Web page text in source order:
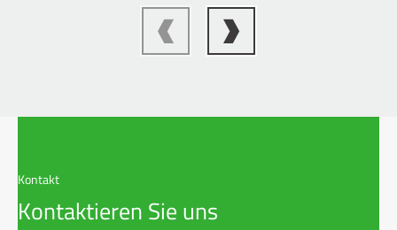
Kontakt
Kontaktieren Sie uns